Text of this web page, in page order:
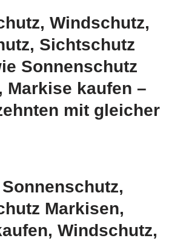
Windschutz,
Sichtschutz
Sonnenschutz
Markise kaufen –
mit gleicher
Markisen,
Windschutz,